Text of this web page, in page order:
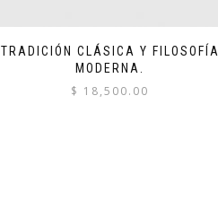
TRADICIÓN CLÁSICA Y FILOSOFÍA
MODERNA.
$ 18,500.00